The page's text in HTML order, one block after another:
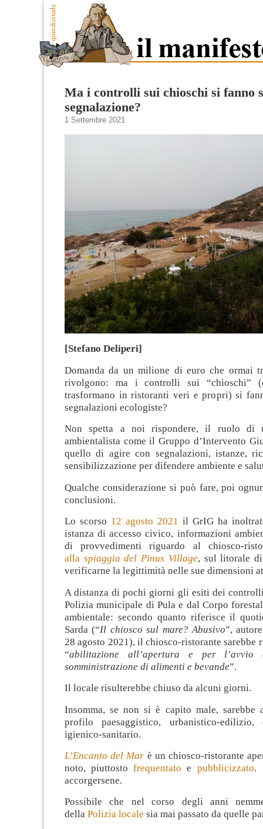
Ma i controlli sui chioschi si fanno
segnalazione?
1 Settembre 2021
[Stefano Deliperi]
Domanda da un milione di euro che ormai
rivolgono: ma i controlli sui “chioschi”
trasformano in ristoranti veri e propri) si
segnalazioni ecologiste?
Non spetta a noi rispondere, il ruolo di
ambientalista come il Gruppo d’Intervento
quello di agire con segnalazioni, istanze,
sensibilizzazione per difendere ambiente e
Qualche considerazione si può fare, poi
conclusioni.
Lo scorso 12 agosto 2021 il GrIG ha
istanza di accesso civico, informazioni
di provvedimenti riguardo al chiosco-
alla spiaggia del Pinus Village, sul litorale
verificarne la legittimità nelle sue dimensioni
A distanza di pochi giorni gli esiti dei
Polizia municipale di Pula e dal Corpo
ambientale: secondo quanto riferisce il
Sarda (“Il chiosco sul mare? Abusivo”,
28 agosto 2021), il chiosco-ristorante sarebbe
“abilitazione all’apertura e per l’avvio
somministrazione di alimenti e bevande”.
Il locale risulterebbe chiuso da alcuni giorni.
Insomma, se non si è capito male, sarebbe
profilo paesaggistico, urbanistico-edilizio,
igienico-sanitario.
L’Encanto del Mar è un chiosco-ristorante
noto, piuttostofrequentato e pubblicizzato.
accorgersene.
Possibile che nel corso degli anni
della Polizia locale sia mai passato da quelle